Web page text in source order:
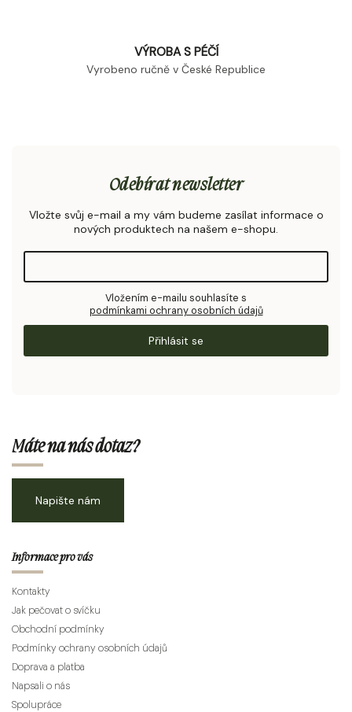
VÝROBA S PÉČÍ
Vyrobeno ručně v České Republice
Odebírat newsletter
Vložte svůj e-mail a my vám budeme zasílat informace o
nových produktech na našem e-shopu.
podmínkami ochrany osobních údajů
Přihlásit se
Máte na nás dotaz?
Napište nám
Informace pro vás
Kontakty
Jak pečovat o svíčku
Obchodní podmínky
Podmínky ochrany osobních údajů
Doprava a platba
Napsali o nás
Spolupráce